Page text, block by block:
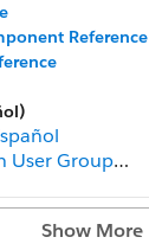
Reference
User Group
Group
User Group
Show More